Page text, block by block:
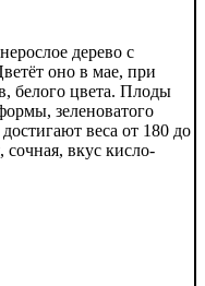
дерево с
оно в мае, при
белого цвета. Плоды
зеленоватого
веса от 180 до
вкус кисло-